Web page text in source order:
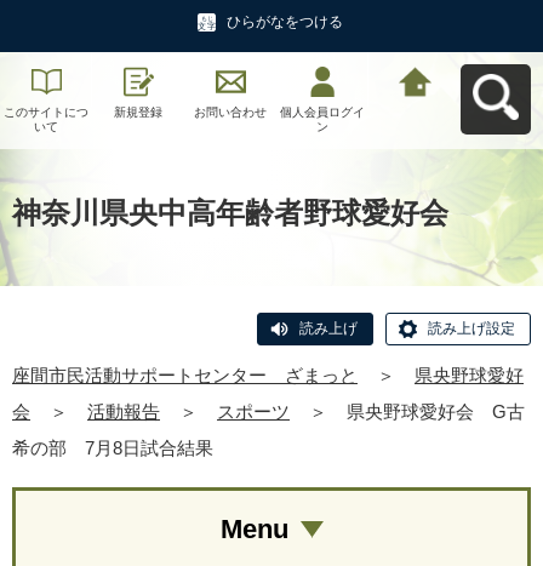
ひらがなをつける
このサイトにつ
いて
新規登録 お問い合わせ
個人会員ログイ
ン
神奈川県央中高年齢者野球愛好会
読み上げ 読み上げ設定
座間市民活動サポートセンター ざまっと ＞
県央野球愛好
会
＞ 活動報告 ＞ スポーツ ＞
県央野球愛好会 G古
希の部 7月8日試合結果
Menu